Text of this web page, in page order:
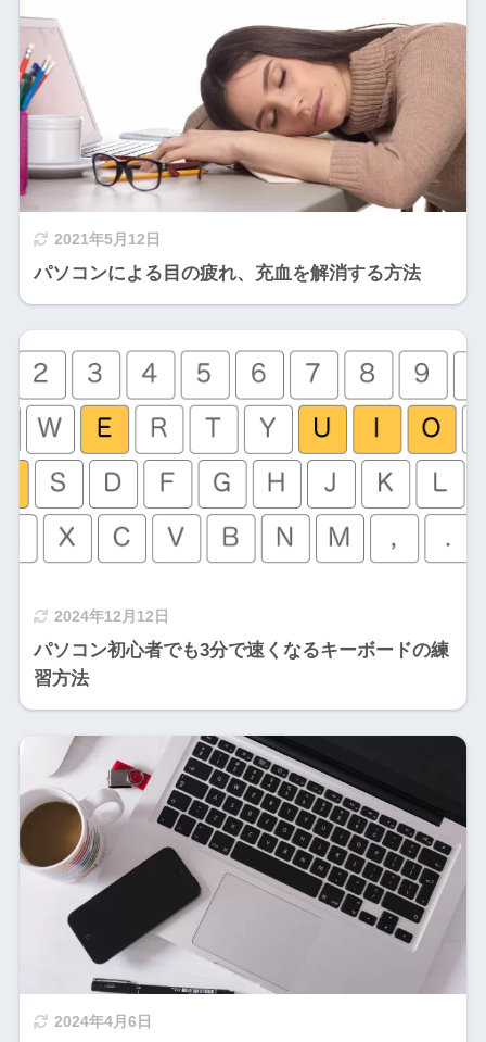
2021年5月12日
パソコンによる目の疲れ、充血を解消する方法
2024年12月12日
パソコン初心者でも3分で速くなるキーボードの練
習方法
2024年4月6日